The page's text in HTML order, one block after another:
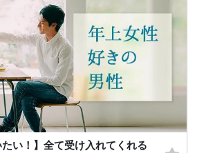
たい！】全て受け入れてくれる